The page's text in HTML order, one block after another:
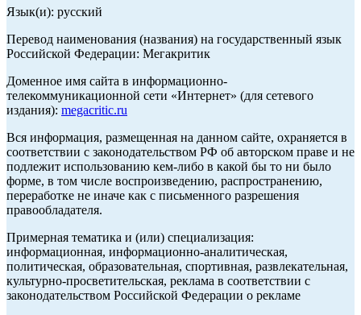
Язык(и): русский
Перевод наименования (названия) на государственный язык
Российской Федерации: Мегакритик
Доменное имя сайта в информационно-
телекоммуникационной сети «Интернет» (для сетевого
издания): megacritic.ru
Вся информация, размещенная на данном сайте, охраняется в
соответствии с законодательством РФ об авторском праве и не
подлежит использованию кем-либо в какой бы то ни было
форме, в том числе воспроизведению, распространению,
переработке не иначе как с письменного разрешения
правообладателя.
Примерная тематика и (или) специализация:
информационная, информационно-аналитическая,
политическая, образовательная, спортивная, развлекательная,
культурно-просветительская, реклама в соответствии с
законодательством Российской Федерации о рекламе